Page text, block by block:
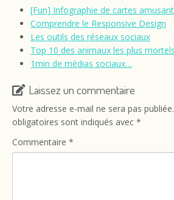
[Fun] Infographie de cartes
Comprendre le Responsive Design
Les outils des réseaux sociaux
Top 10 des animaux les plus mortels
1min de médias sociaux…
Laissez un commentaire
Votre adresse e-mail ne sera pas publiée.
obligatoires sont indiqués avec *
Commentaire *